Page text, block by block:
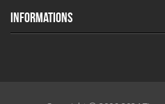
INFORMATIONS